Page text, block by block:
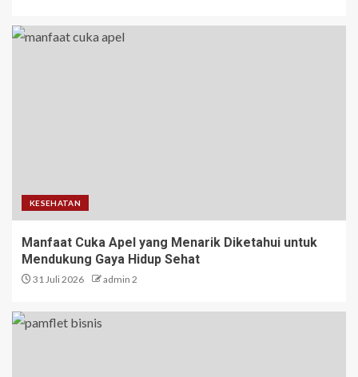
KESEHATAN
Manfaat Cuka Apel yang Menarik Diketahui untuk
Mendukung Gaya Hidup Sehat
31 Juli 2026 admin 2